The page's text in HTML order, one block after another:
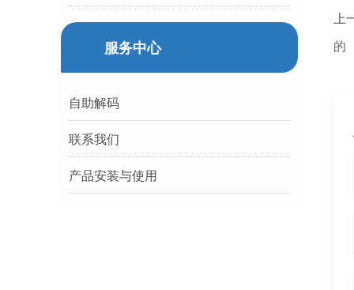
上
的
服务中心
自助解码
联系我们
产品安装与使用